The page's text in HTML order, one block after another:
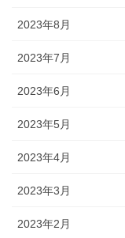
2023年8月
2023年7月
2023年6月
2023年5月
2023年4月
2023年3月
2023年2月